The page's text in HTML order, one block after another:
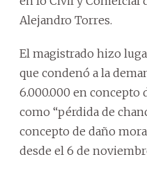
Alejandro Torres.
El magistrado hizo
que condenó a la
6.000.000 en concepto
como “pérdida de
concepto de daño
desde el 6 de